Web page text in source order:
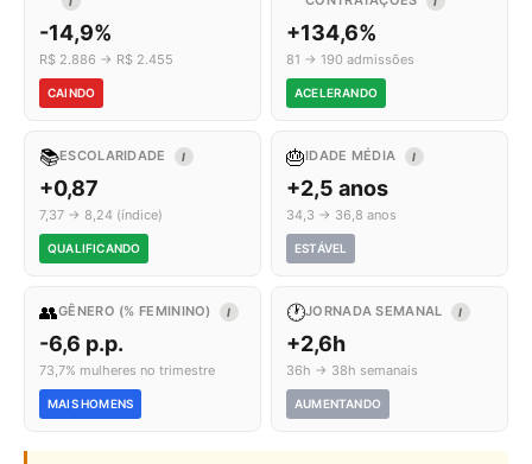
-14,9%
R$ 2.886 → R$ 2.455
CAINDO
+134,6%
81 → 190 admissões
ACELERANDO
📚ESCOLARIDADE I
+0,87
7,37 → 8,24 (índice)
QUALIFICANDO
🎂IDADE MÉDIA I
+2,5 anos
34,3 → 36,8 anos
ESTÁVEL
👥GÊNERO (% FEMININO) I
-6,6 p.p.
73,7% mulheres no trimestre
MAIS HOMENS
🕐JORNADA SEMANAL I
+2,6h
36h → 38h semanais
AUMENTANDO